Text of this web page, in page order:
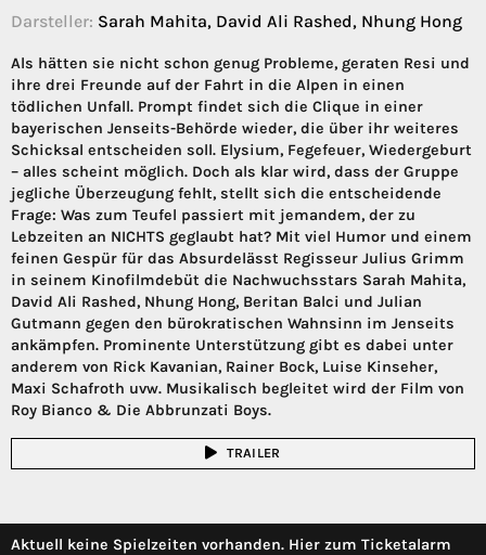
Darsteller: Sarah Mahita, David Ali Rashed, Nhung Hong
Als hätten sie nicht schon genug Probleme, geraten Resi und
ihre drei Freunde auf der Fahrt in die Alpen in einen
tödlichen Unfall. Prompt findet sich die Clique in einer
bayerischen Jenseits-Behörde wieder, die über ihr weiteres
Schicksal entscheiden soll. Elysium, Fegefeuer, Wiedergeburt
– alles scheint möglich. Doch als klar wird, dass der Gruppe
jegliche Überzeugung fehlt, stellt sich die entscheidende
Frage: Was zum Teufel passiert mit jemandem, der zu
Lebzeiten an NICHTS geglaubt hat? Mit viel Humor und einem
feinen Gespür für das Absurdelässt Regisseur Julius Grimm
in seinem Kinofilmdebüt die Nachwuchsstars Sarah Mahita,
David Ali Rashed, Nhung Hong, Beritan Balci und Julian
Gutmann gegen den bürokratischen Wahnsinn im Jenseits
ankämpfen. Prominente Unterstützung gibt es dabei unter
anderem von Rick Kavanian, Rainer Bock, Luise Kinseher,
Maxi Schafroth uvw. Musikalisch begleitet wird der Film von
Roy Bianco & Die Abbrunzati Boys.
TRAILER
Aktuell keine Spielzeiten vorhanden. Hier zum Ticketalarm